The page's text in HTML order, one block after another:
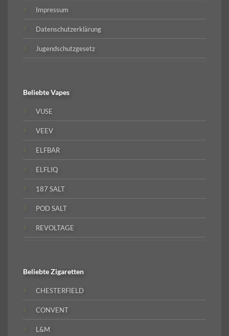
Impressum
Datenschutzerklärung
Jugendschutzgesetz
BeliebteVapes
VUSE
VEEV
ELFBAR
ELFLIQ
187 SALT
POD SALT
REVOLTAGE
BeliebteZigaretten
CHESTERFIELD
CONVENT
L&M